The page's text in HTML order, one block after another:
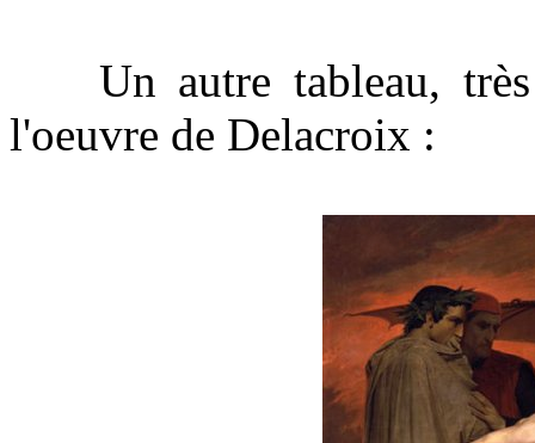
Un autre tableau, très
l'oeuvre de Delacroix :